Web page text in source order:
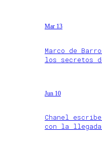
Mar 13
Marco de
los secretos
Jun 10
Chanel
con la llegada